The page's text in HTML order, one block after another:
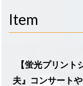
Item
【蛍光プリン
夫』コンサート